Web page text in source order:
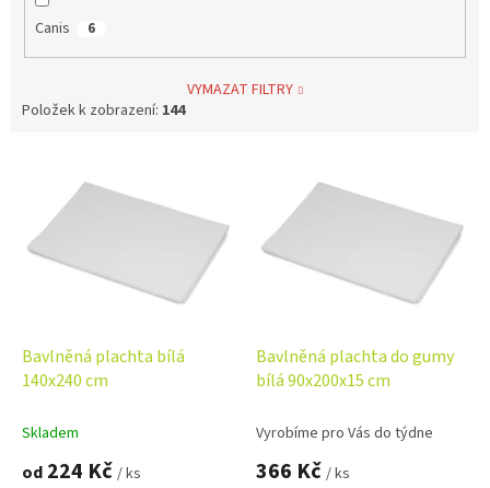
Canis 6
VYMAZAT FILTRY
Položek k zobrazení: 144
Bavlněná plachta bílá
140x240 cm
Skladem
od 224 Kč / ks
Bavlněná plachta do gumy
bílá 90x200x15 cm
Vyrobíme pro Vás do týdne
366 Kč / ks